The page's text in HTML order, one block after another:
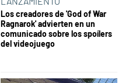
Los creadores de 'God of War
Ragnarok' advierten en un
comunicado sobre los spoílers
del videojuego